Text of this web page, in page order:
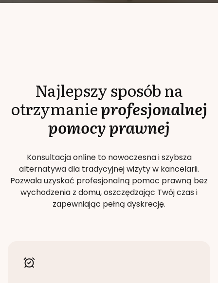
Najlepszy sposób na
otrzymanieprofesjonalnej
pomocy prawnej
Konsultacja online to nowoczesna i szybsza
alternatywa dla tradycyjnej wizyty w kancelarii.
Pozwala uzyskać profesjonalną pomoc prawną bez
wychodzenia z domu, oszczędzając Twój czas i
zapewniając pełną dyskrecję.